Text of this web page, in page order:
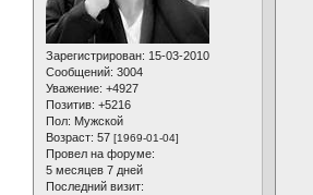
Зарегистрирован: 15-03-2010
Сообщений: 3004
Уважение: +4927
Позитив: +5216
Пол: Мужской
Возраст: 57 [1969-01-04]
Провел на форуме:
5 месяцев 7 дней
Последний визит: